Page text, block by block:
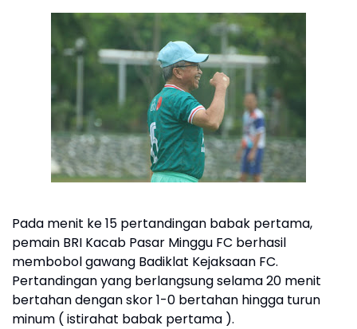
Pada menit ke 15 pertandingan babak pertama,
pemain BRI Kacab Pasar Minggu FC berhasil
membobol gawang Badiklat Kejaksaan FC.
Pertandingan yang berlangsung selama 20 menit
bertahan dengan skor 1-0 bertahan hingga turun
minum ( istirahat babak pertama ).